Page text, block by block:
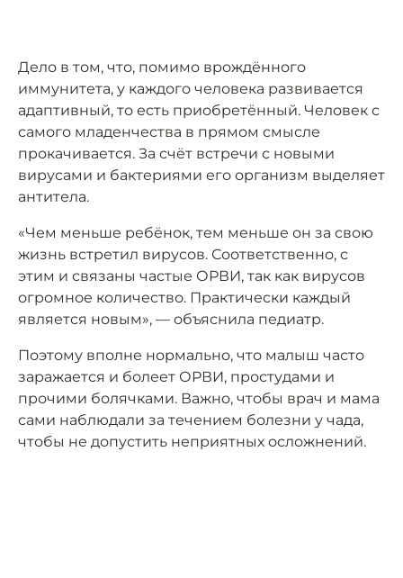
Дело в том, что, помимо врождённого
иммунитета, у каждого человека развивается
адаптивный, то есть приобретённый. Человек с
самого младенчества в прямом смысле
прокачивается. За счёт встречи с новыми
вирусами и бактериями его организм выделяет
антитела.
«Чем меньше ребёнок, тем меньше он за свою
жизнь встретил вирусов. Соответственно, с
этим и связаны частые ОРВИ, так как вирусов
огромное количество. Практически каждый
является новым», — объяснила педиатр.
Поэтому вполне нормально, что малыш часто
заражается и болеет ОРВИ, простудами и
прочими болячками. Важно, чтобы врач и мама
сами наблюдали за течением болезни у чада,
чтобы не допустить неприятных осложнений.